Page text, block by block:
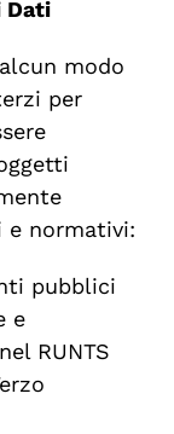
Dati
modo
per
e normativi:
pubblici
e
RUNTS